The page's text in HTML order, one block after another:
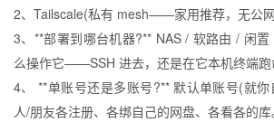
2、Tailscale(私有 mesh——家用推荐，无公
3、**部署到哪台机器?** NAS / 软路由 / 闲
么操作它——SSH 进去，还是在它本机终端跑
4、 **单账号还是多账号?** 默认单账号(就
人/朋友各注册、各绑自己的网盘、各看各的库